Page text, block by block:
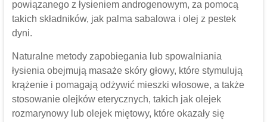
powiązanego z łysieniem androgenowym, za pomocą
takich składników, jak palma sabalowa i olej z pestek
dyni.
Naturalne metody zapobiegania lub spowalniania
łysienia obejmują masaże skóry głowy, które stymulują
krążenie i pomagają odżywić mieszki włosowe, a także
stosowanie olejków eterycznych, takich jak olejek
rozmarynowy lub olejek miętowy, które okazały się